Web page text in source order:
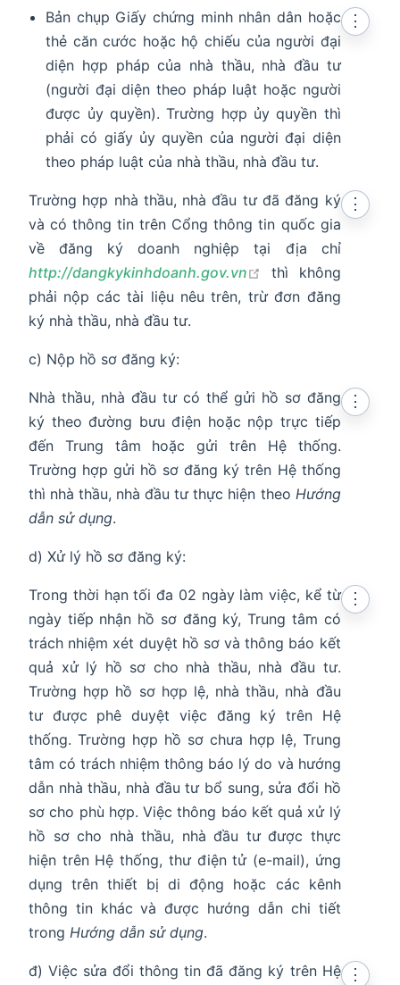
Bản chụp Giấy chứng minh nhân dân hoặc
thẻ căn cước hoặc hộ chiếu của người đại
diện hợp pháp của nhà thầu, nhà đầu tư
(người đại diện theo pháp luật hoặc người
được ủy quyền). Trường hợp ủy quyền thì
phải có giấy ủy quyền của người đại diện
theo pháp luật của nhà thầu, nhà đầu tư.
⋮
Trường hợp nhà thầu, nhà đầu tư đã đăng ký
và có thông tin trên Cổng thông tin quốc gia
về đăng ký doanh nghiệp tại địa chỉ
http://dangkykinhdoanh.gov.vn
open in new window
thì không
phải nộp các tài liệu nêu trên, trừ đơn đăng
ký nhà thầu, nhà đầu tư.
⋮
c) Nộp hồ sơ đăng ký:
Nhà thầu, nhà đầu tư có thể gửi hồ sơ đăng
ký theo đường bưu điện hoặc nộp trực tiếp
đến Trung tâm hoặc gửi trên Hệ thống.
Trường hợp gửi hồ sơ đăng ký trên Hệ thống
thì nhà thầu, nhà đầu tư thực hiện theo Hướng
dẫn sử dụng.
⋮
d) Xử lý hồ sơ đăng ký:
Trong thời hạn tối đa 02 ngày làm việc, kể từ
ngày tiếp nhận hồ sơ đăng ký, Trung tâm có
trách nhiệm xét duyệt hồ sơ và thông báo kết
quả xử lý hồ sơ cho nhà thầu, nhà đầu tư.
Trường hợp hồ sơ hợp lệ, nhà thầu, nhà đầu
tư được phê duyệt việc đăng ký trên Hệ
thống. Trường hợp hồ sơ chưa hợp lệ, Trung
tâm có trách nhiệm thông báo lý do và hướng
dẫn nhà thầu, nhà đầu tư bổ sung, sửa đổi hồ
sơ cho phù hợp. Việc thông báo kết quả xử lý
hồ sơ cho nhà thầu, nhà đầu tư được thực
hiện trên Hệ thống, thư điện tử (e-mail), ứng
dụng trên thiết bị di động hoặc các kênh
thông tin khác và được hướng dẫn chi tiết
trong Hướng dẫn sử dụng.
⋮
đ) Việc sửa đổi thông tin đã đăng ký trên Hệ
⋮